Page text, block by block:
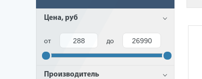
Цена, руб
от до
Производитель